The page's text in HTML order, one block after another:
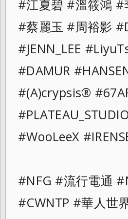
#江夏碧 #溫筱鴻 #
#蔡麗玉 #周裕影
#JENN_LEE
#DAMUR
#(A)crypsis®
#WooLeeX
#NFG #流行電通
#CWNTP #華人